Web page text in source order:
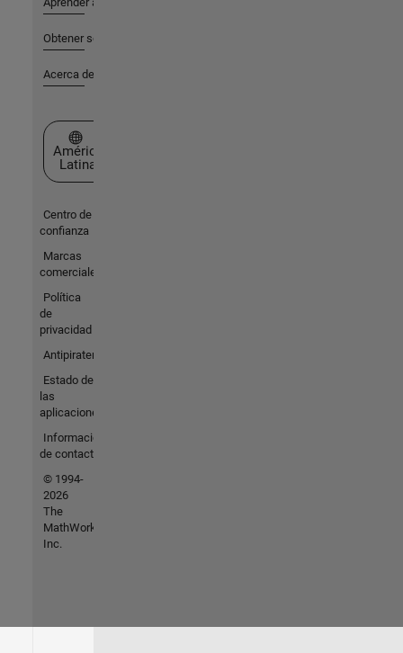
Obtener soporte
Acerca de MathWorks
Seleccione un país/idioma
América
Latina
Centro de
confianza
Marcas
comerciales
Política
de
privacidad
Antipiratería
Estado de
las
aplicaciones
Información
de contacto
© 1994-
2026
The
MathWorks,
Inc.